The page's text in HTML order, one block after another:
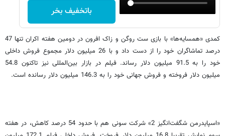
باتخفیف بخر
کمدی «همسایه‌ها» با بازی ست روگن و زاک افرون در دومین هفته اکران تنها 47
درصد تماشاگران خود را از دست داد و با 26 میلیون دلار مجموع فروش داخلی
خود را به 91.5 میلیون دلار رساند. فیلم در بازار بین‌المللی نیز تاکنون 54.8
میلیون دلار فروخته و فروش جهانی خود را به 146.3 میلیون دلار رسانده است.
«اسپایدرمن شگفت‌انگیز 2» شرکت سونی هم با حدود 54 درصد کاهش، در هفته